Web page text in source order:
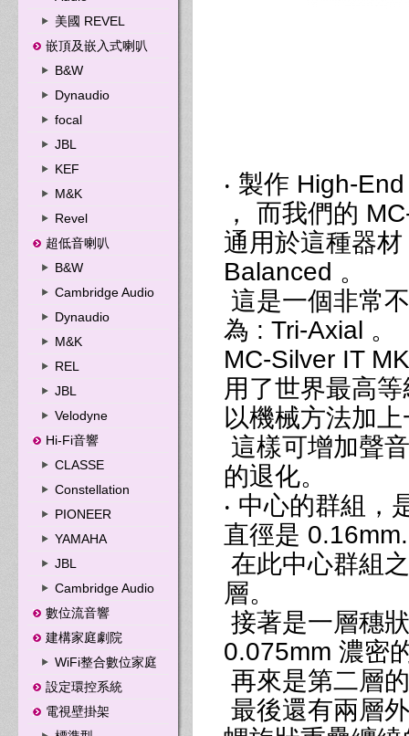
美國 REVEL
嵌頂及嵌入式喇叭
B&W
Dynaudio
focal
JBL
KEF
M&K
Revel
超低音喇叭
B&W
Cambridge Audio
Dynaudio
M&K
REL
JBL
Velodyne
Hi-Fi音響
CLASSE
Constellation
PIONEER
YAMAHA
JBL
Cambridge Audio
數位流音響
建構家庭劇院
WiFi整合數位家庭
設定環控系統
電視壁掛架
‧ 製作 High-
， 而我們的
通用於這種器
Balanced 。
這是一個非常
為 : Tri-Axial 。
MC-Silver IT
用了世界最高
以機械方法加
這樣可增加聲
的退化。
‧ 中心的群組，
直徑是
在此中心群組
層。
接著是一層穗
0.075mm 濃密
再來是第二層
最後還有兩層